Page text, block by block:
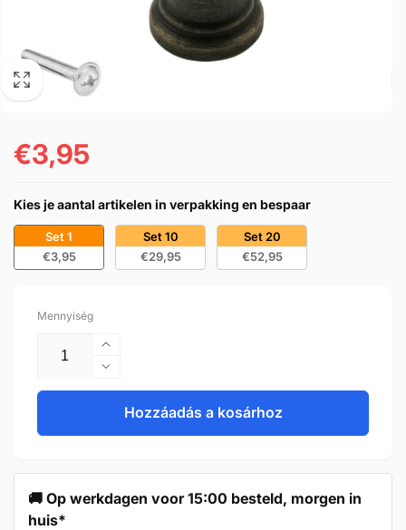
Normál
€3,95
Kies je aantal artikelen in verpakking en bespaar
Set 1
€3,95
Set 10
€29,95
Set 20
€52,95
Mennyiség
Furniture
Knob
31mm
Bronze
Furniture
Knob
31mm
Bronze
Orleans
mennyiségének
csökkentése
Hozzáadás a kosárhoz
🚚 Op werkdagen voor 15:00 besteld, morgen in
huis*